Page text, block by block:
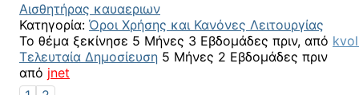
Αισθητήρας καυαεριων
Κατηγορία: Όροι Χρήσης και Κανόνες Λειτουργίας
Το θέμα ξεκίνησε 5 Μήνες 3 Εβδομάδες πριν, από
Τελευταία Δημοσίευση 5 Μήνες 2 Εβδομάδες πριν
από jnet